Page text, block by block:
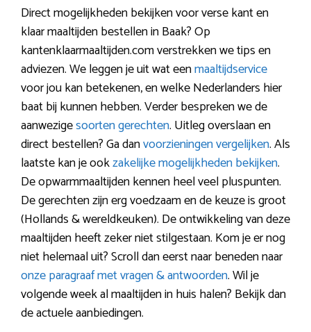
Direct mogelijkheden bekijken voor verse kant en
klaar maaltijden bestellen in Baak? Op
kantenklaarmaaltijden.com verstrekken we tips en
adviezen. We leggen je uit wat eenmaaltijdservice
voor jou kan betekenen, en welke Nederlanders hier
baat bij kunnen hebben. Verder bespreken we de
aanwezigesoorten gerechten. Uitleg overslaan en
direct bestellen? Ga danvoorzieningen vergelijken. Als
laatste kan je ookzakelijke mogelijkheden bekijken.
De opwarmmaaltijden kennen heel veel pluspunten.
De gerechten zijn erg voedzaam en de keuze is groot
(Hollands & wereldkeuken). De ontwikkeling van deze
maaltijden heeft zeker niet stilgestaan. Kom je er nog
niet helemaal uit? Scroll dan eerst naar beneden naar
onze paragraaf met vragen & antwoorden. Wil je
volgende week al maaltijden in huis halen? Bekijk dan
de actuele aanbiedingen.